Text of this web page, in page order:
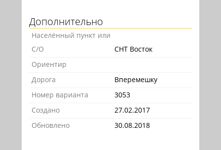
Дополнительно
Населённый пункт или
С/О
СНТ Восток
Ориентир
Дорога
Вперемешку
Номер варианта
3053
Создано
27.02.2017
Обновлено
30.08.2018